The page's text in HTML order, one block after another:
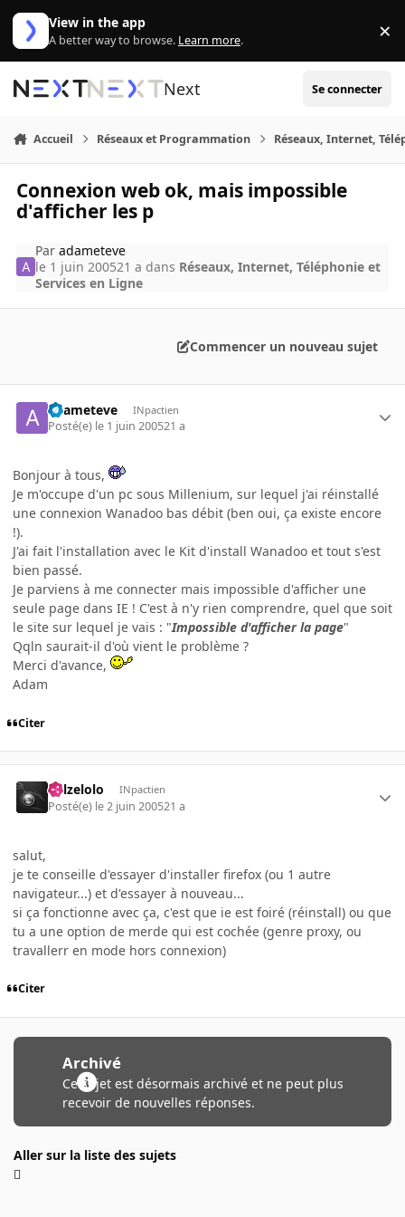
Aller au contenu
View in the app
A better way to browse. Learn more. ×
Next Se connecter
Accueil Réseaux et Programmation Réseaux, Internet,
Connexion web ok, mais impossible
d'afficher les p
Paradameteve
le 1 juin 200521 a dans Réseaux, Internet, Téléphonie et
Services en Ligne
Commencer un nouveau sujet
adameteve INpactien
Posté(e) le 1 juin 200521 a
Bonjour à tous,
Je m'occupe d'un pc sous Millenium, sur lequel j'ai réinstallé
une connexion Wanadoo bas débit (ben oui, ça existe encore
!).
J'ai fait l'installation avec le Kit d'install Wanadoo et tout s'est
bien passé.
Je parviens à me connecter mais impossible d'afficher une
seule page dans IE ! C'est à n'y rien comprendre, quel que soit
le site sur lequel je vais : "Impossible d'afficher la page"
Qqln saurait-il d'où vient le problème ?
Merci d'avance,
Adam
Citer
killzelolo INpactien
Posté(e) le 2 juin 200521 a
salut,
je te conseille d'essayer d'installer firefox (ou 1 autre
navigateur...) et d'essayer à nouveau...
si ça fonctionne avec ça, c'est que ie est foiré (réinstall) ou que
tu a une option de merde qui est cochée (genre proxy, ou
travallerr en mode hors connexion)
Citer
Archivé
Ce sujet est désormais archivé et ne peut plus
recevoir de nouvelles réponses.
Aller sur la liste des sujets